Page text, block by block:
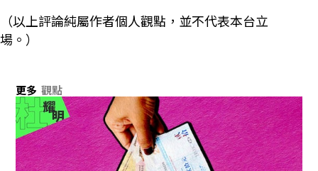
（以上評論純屬作者個人觀點，並不代表本台立
場。）
更多 觀點